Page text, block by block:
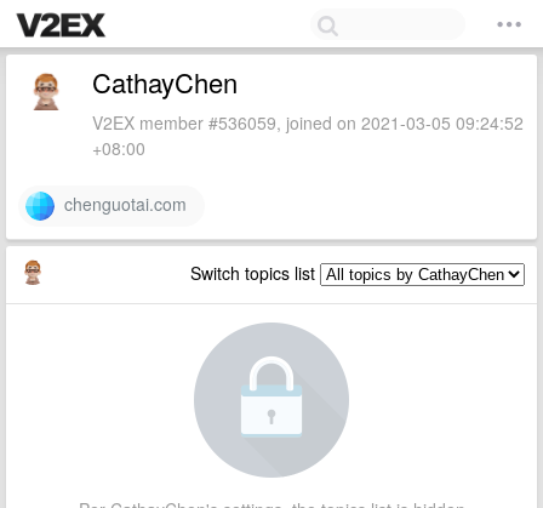
CathayChen
V2EX member #536059, joined on 2021-03-05 09:24:52
+08:00
chenguotai.com
Switch topics list